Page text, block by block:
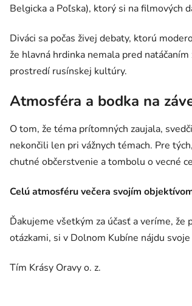
Belgicka a Poľska), ktorý si na filmových
Diváci sa počas živej debaty, ktorú
že hlavná hrdinka nemala pred
prostredí rusínskej kultúry.
Atmosféra a bodka na
O tom, že téma prítomných zaujala,
nekončili len pri vážnych témach. Pre
chutné občerstvenie a tombolu o vecné
Celú atmosféru večera svojím
Ďakujeme všetkým za účasť a veríme,
otázkami, si v Dolnom Kubíne nájdu
Tím Krásy Oravy o. z.